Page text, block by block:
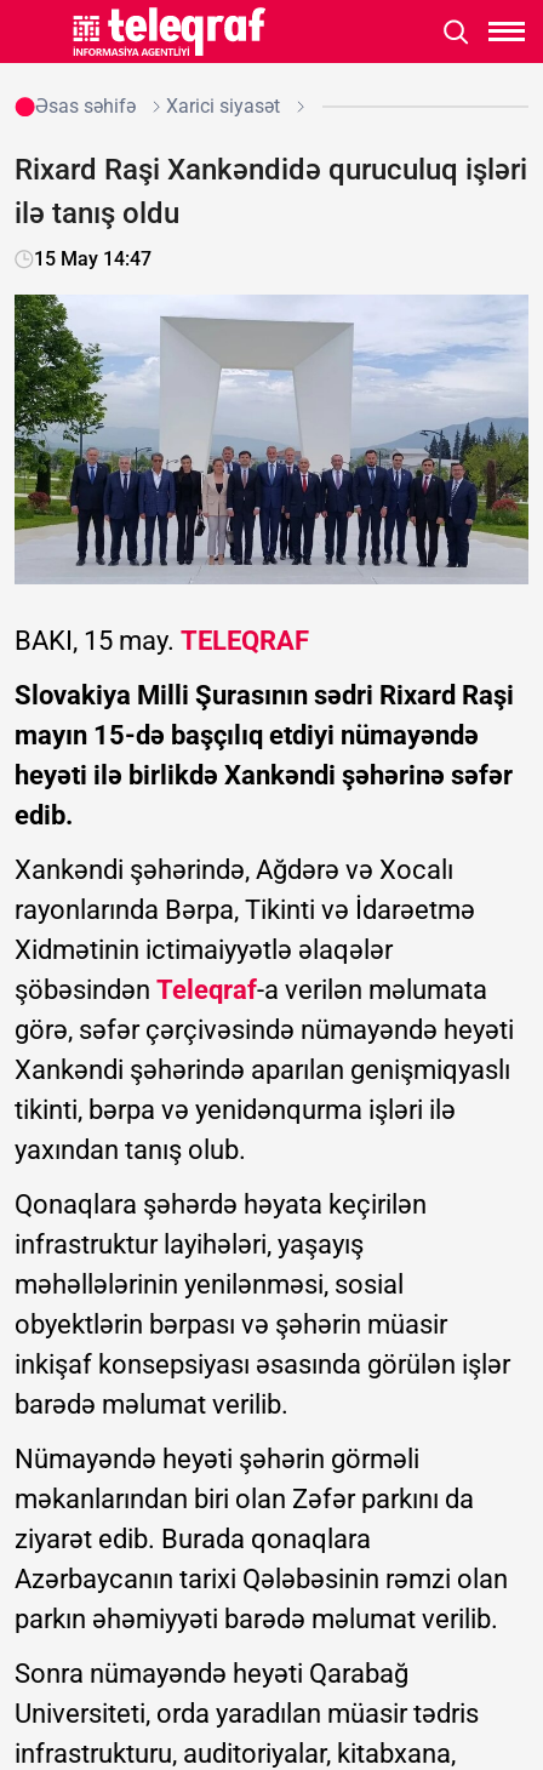
Əsas səhifə Xarici siyasət
Rixard Raşi Xankəndidə quruculuq işləri
ilə tanış oldu
15 May 14:47
BAKI, 15 may. TELEQRAF
Slovakiya Milli Şurasının sədri Rixard Raşi
mayın 15-də başçılıq etdiyi nümayəndə
heyəti ilə birlikdə Xankəndi şəhərinə səfər
edib.
Xankəndi şəhərində, Ağdərə və Xocalı
rayonlarında Bərpa, Tikinti və İdarəetmə
Xidmətinin ictimaiyyətlə əlaqələr
şöbəsindən Teleqraf-a verilən məlumata
görə, səfər çərçivəsində nümayəndə heyəti
Xankəndi şəhərində aparılan genişmiqyaslı
tikinti, bərpa və yenidənqurma işləri ilə
yaxından tanış olub.
Qonaqlara şəhərdə həyata keçirilən
infrastruktur layihələri, yaşayış
məhəllələrinin yenilənməsi, sosial
obyektlərin bərpası və şəhərin müasir
inkişaf konsepsiyası əsasında görülən işlər
barədə məlumat verilib.
Nümayəndə heyəti şəhərin görməli
məkanlarından biri olan Zəfər parkını da
ziyarət edib. Burada qonaqlara
Azərbaycanın tarixi Qələbəsinin rəmzi olan
parkın əhəmiyyəti barədə məlumat verilib.
Sonra nümayəndə heyəti Qarabağ
Universiteti, orda yaradılan müasir tədris
infrastrukturu, auditoriyalar, kitabxana,